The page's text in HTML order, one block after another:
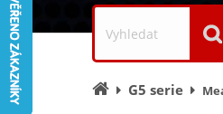
Vyhledávání
ÚvodníG5 serie